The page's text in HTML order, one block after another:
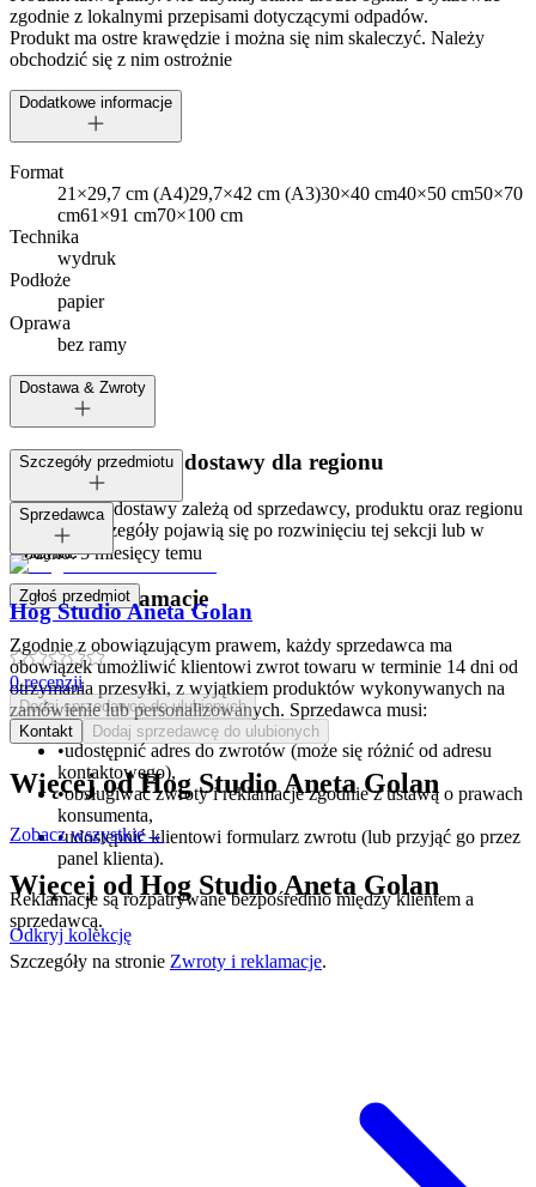
zgodnie z lokalnymi przepisami dotyczącymi odpadów.
Produkt ma ostre krawędzie i można się nim skaleczyć. Należy
obchodzić się z nim ostrożnie
Dodatkowe informacje
Format
21×29,7 cm (A4)29,7×42 cm (A3)30×40 cm40×50 cm50×70
cm61×91 cm70×100 cm
Technika
wydruk
Podłoże
papier
Oprawa
bez ramy
Dostawa & Zwroty
Dostępne metody dostawy dla regionu
Opcje i koszt dostawy zależą od sprzedawcy, produktu oraz regionu
dostawy. Szczegóły pojawią się po rozwinięciu tej sekcji lub w
koszyku.
Zwroty i reklamacje
Zgodnie z obowiązującym prawem, każdy sprzedawca ma
obowiązek umożliwić klientowi zwrot towaru w terminie 14 dni od
otrzymania przesyłki, z wyjątkiem produktów wykonywanych na
zamówienie lub personalizowanych. Sprzedawca musi:
•udostępnić adres do zwrotów (może się różnić od adresu
kontaktowego),
•obsługiwać zwroty i reklamacje zgodnie z ustawą o prawach
konsumenta,
•udostępnić klientowi formularz zwrotu (lub przyjąć go przez
panel klienta).
Reklamacje są rozpatrywane bezpośrednio między klientem a
sprzedawcą.
Szczegóły na stronie Zwroty i reklamacje.
Szczegóły przedmiotu
Tagi:
Dodano:5 miesięcy temu
Zgłoś przedmiot
Sprzedawca
Hog Studio Aneta Golan
0recenzji
Dodaj sprzedawcę do ulubionych
Kontakt
Dodaj sprzedawcę do ulubionych
Więcej odHog Studio Aneta Golan
Zobacz wszystkie→
Więcej od Hog Studio Aneta Golan
Odkryj kolekcję